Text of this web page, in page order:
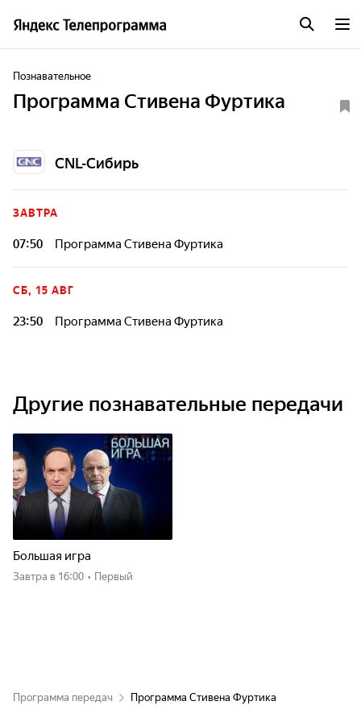
Познавательное
Программа Стивена Фуртика
CNL-Сибирь
ЗАВТРА
07:50 Программа Стивена Фуртика
СБ, 15 АВГ
23:50 Программа Стивена Фуртика
Другие познавательные передачи
Большая игра
Завтра в 16:00 • Первый
Программа передач Программа Стивена Фуртика